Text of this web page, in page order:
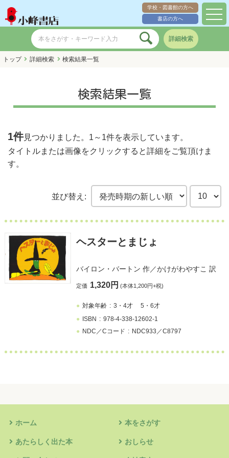
学校・図書館の方へ
書店の方へ
詳細検索
トップ 詳細検索 検索結果一覧
検索結果一覧
1件見つかりました。 1～1件を表示しています。
タイトルまたは画像をクリックすると詳細をご覧頂けま
す。
並び替え:
ヘスターとまじょ
バイロン・バートン 作／かけがわやすこ 訳
定価 1,320円 (本体1,200円+税)
対象年齢 3・4才
5・6才
ISBN
978-4-338-12602-1
NDC／Cコード
NDC933／C8797
ホーム 本をさがす
あたらしく出た本 おしらせ